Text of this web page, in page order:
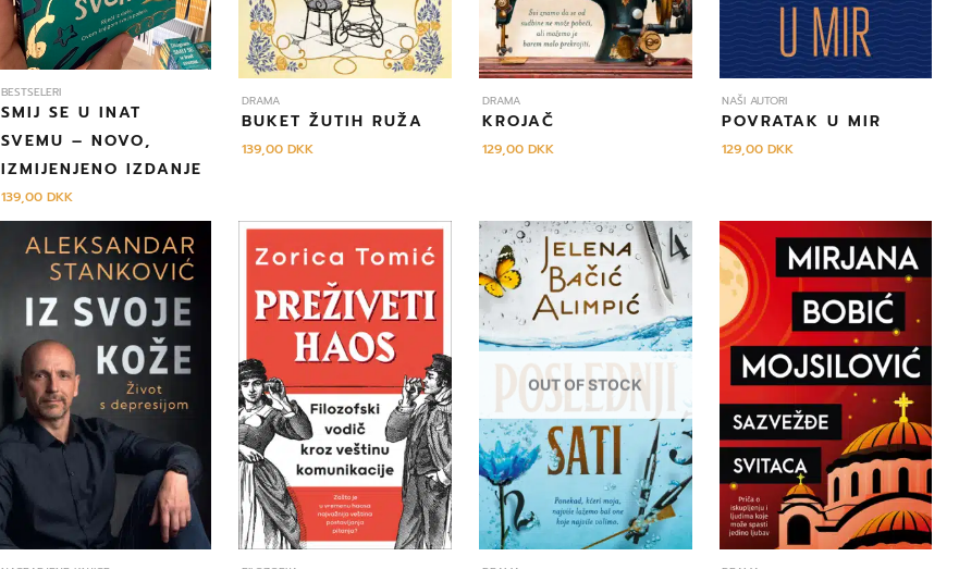
BESTSELERI
SMIJ SE U INAT
SVEMU – NOVO,
IZMIJENJENO IZDANJE
139,00DKK
DRAMA
BUKET ŽUTIH RUŽA
139,00 DKK
DRAMA
KROJAČ
129,00 DKK
NAŠI AUTORI
POVRATAK U MIR
129,00DKK
OUT OF STOCK